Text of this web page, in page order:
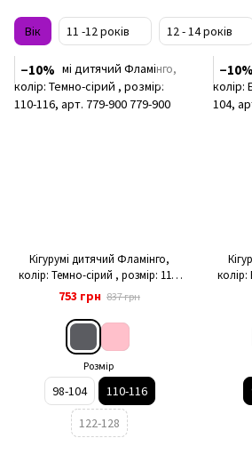
Вік 11 -12 років 12 - 14 років
−10%
Кігурумі дитячий Фламінго,
колір: Темно-сірий , розмір: 110-
116, арт. 779-900
753 грн 837 грн
Розмір
98-104
110-116
122-128
−10%
колір: